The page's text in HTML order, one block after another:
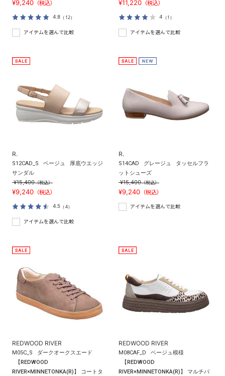
¥9,240 （税込）
4.8 （12）
アイテムを選んで比較
¥11,220 （税込）
4 （1）
アイテムを選んで比較
R.
S12CAD_S ベージュ
厚底ウエッジ
サンダル
¥15,400（税込）
¥9,240 （税込）
4.5 （4）
アイテムを選んで比較
R.
S14CAD グレージュ
タッセルフラ
ットシューズ
¥15,400（税込）
¥9,240 （税込）
アイテムを選んで比較
REDWOOD RIVER
M05C_S
ダークオークスエード
【REDWOOD
RIVER×MINNETONKA(R)】 コートタ
REDWOOD RIVER
M08CAF_D
ベージュ模様
【REDWOOD
RIVER×MINNETONKA(R)】 マルチパ